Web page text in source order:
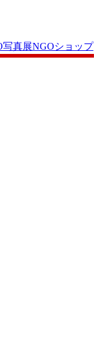
写真展NGOショップ